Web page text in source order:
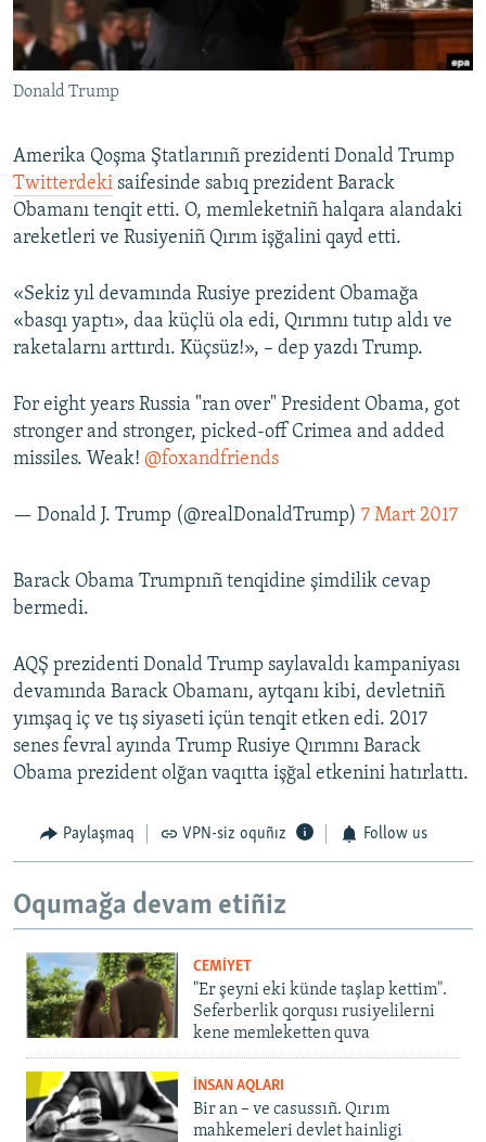
Русский
Українською
RFE/RS bütün saytları
Donald Trump
Amerika Qoşma Ştatlarınıñ prezidenti Donald Trump
Twitterdeki saifesinde sabıq prezident Barack
Obamanı tenqit etti. O, memleketniñ halqara alandaki
areketleri ve Rusiyeniñ Qırım işğalini qayd etti.
«Sekiz yıl devamında Rusiye prezident Obamağa
«basqı yaptı», daa küçlü ola edi, Qırımnı tutıp aldı ve
raketalarnı arttırdı. Küçsüz!», – dep yazdı Trump.
For eight years Russia "ran over" President Obama, got
stronger and stronger, picked-off Crimea and added
missiles. Weak! @foxandfriends
— Donald J. Trump (@realDonaldTrump) 7 Mart 2017
Barack Obama Trumpnıñ tenqidine şimdilik cevap
bermedi.
AQŞ prezidenti Donald Trump saylavaldı kampaniyası
devamında Barack Obamanı, aytqanı kibi, devletniñ
yımşaq iç ve tış siyaseti içün tenqit etken edi. 2017
senes fevral ayında Trump Rusiye Qırımnı Barack
Obama prezident olğan vaqıtta işğal etkenini hatırlattı.
Paylaşmaq VPN-siz oquñız Follow us
Oqumağa devam etiñiz
CEMİYET
"Er şeyni eki künde taşlap kettim".
Seferberlik qorqusı rusiyelilerni
kene memleketten quva
İNSAN AQLARI
Bir an – ve casussıñ. Qırım
mahkemeleri devlet hainligi